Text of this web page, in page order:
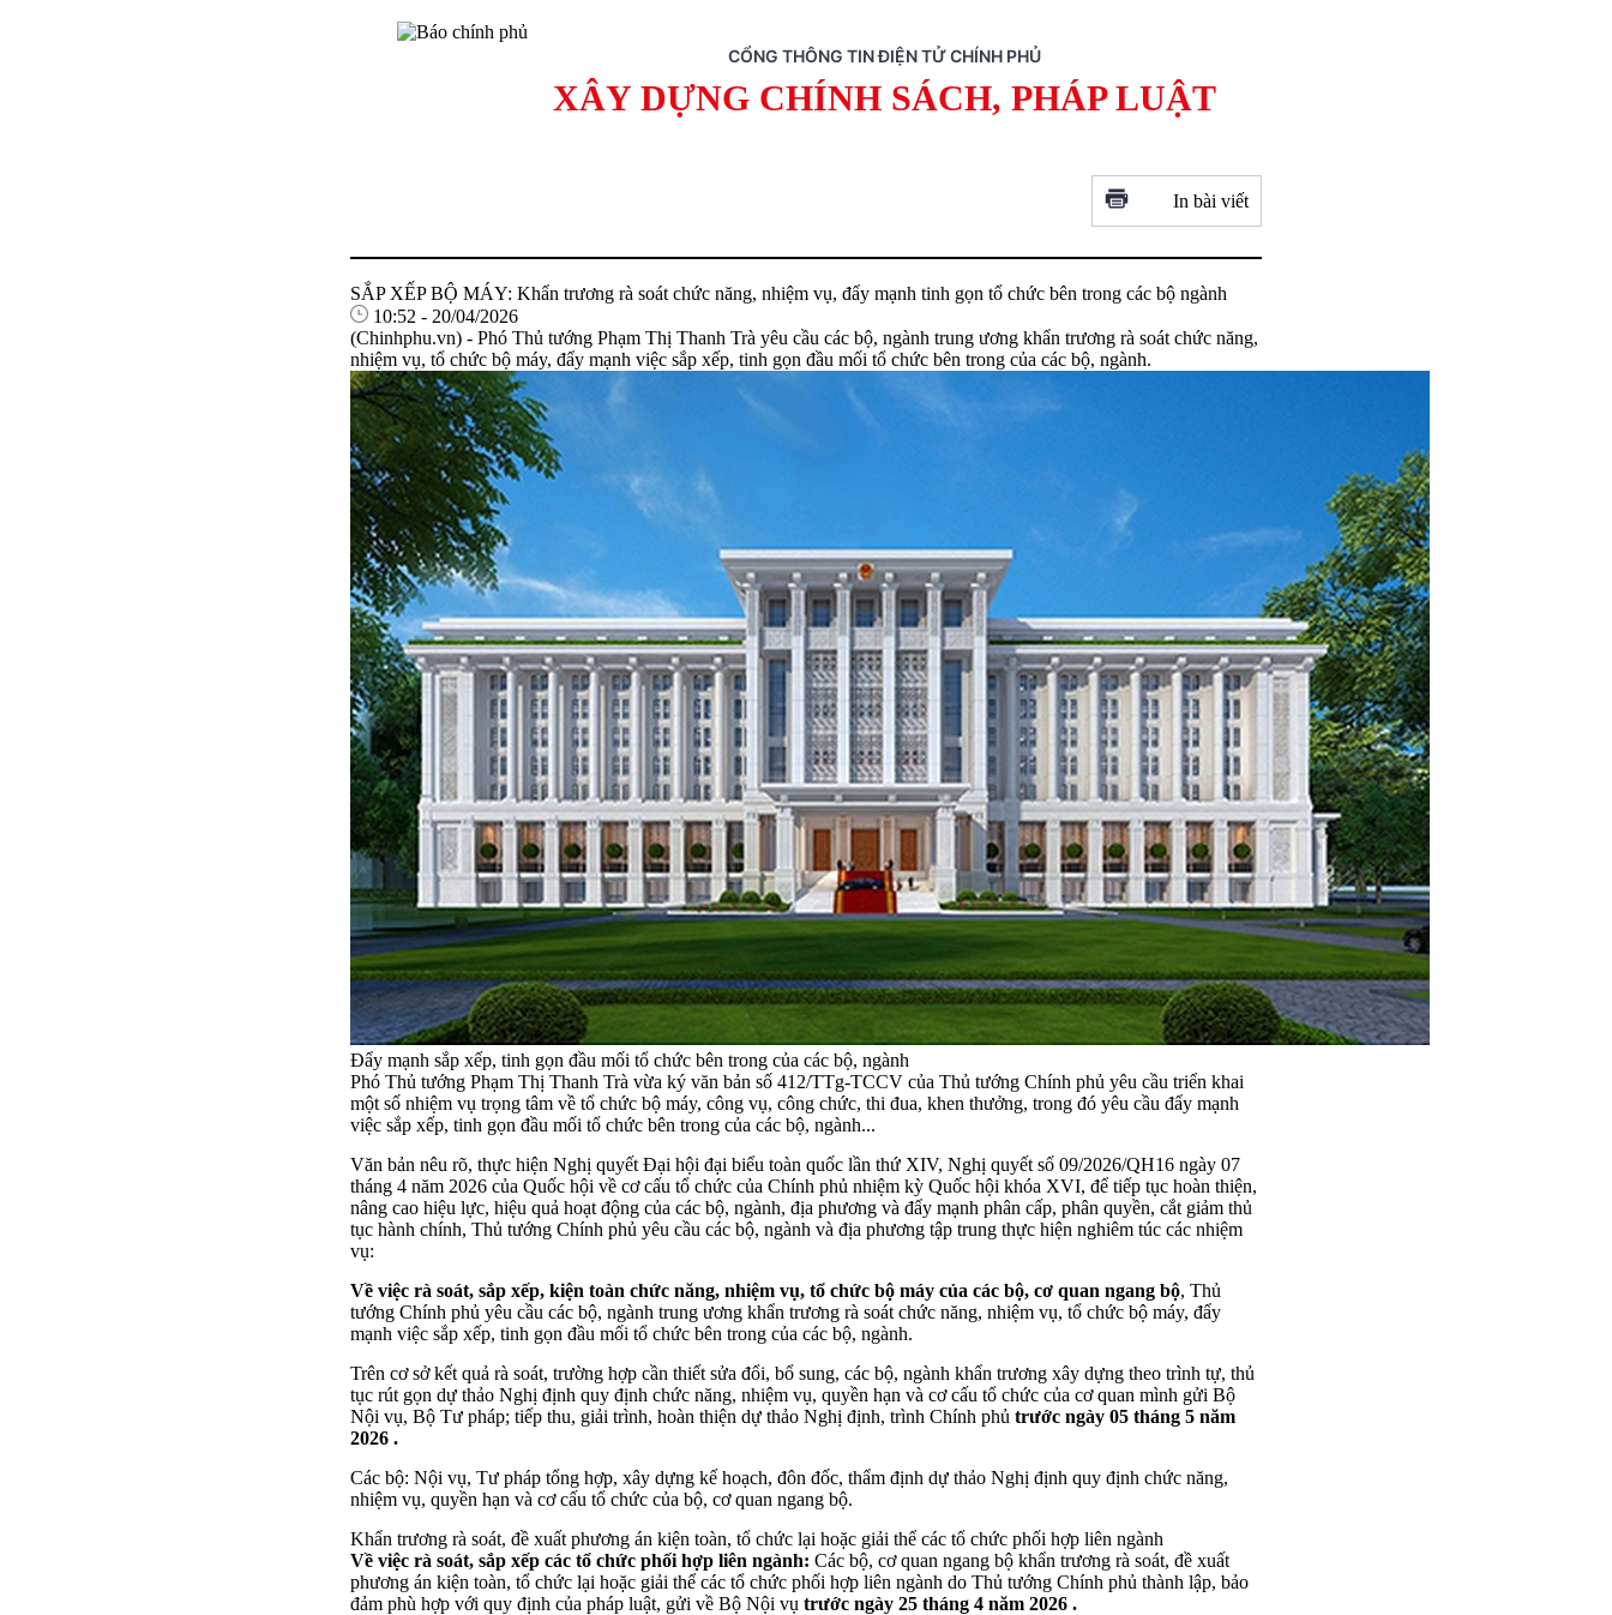
CỔNG THÔNG TIN ĐIỆN TỬ CHÍNH PHỦ
XÂY DỰNG CHÍNH SÁCH, PHÁP LUẬT
In bài viết
SẮP XẾP BỘ MÁY: Khẩn trương rà soát chức năng, nhiệm vụ, đẩy mạnh tinh gọn tổ chức bên trong các bộ ngành
10:52 - 20/04/2026
(Chinhphu.vn) - Phó Thủ tướng Phạm Thị Thanh Trà yêu cầu các bộ, ngành trung ương khẩn trương rà soát chức năng,
nhiệm vụ, tổ chức bộ máy, đẩy mạnh việc sắp xếp, tinh gọn đầu mối tổ chức bên trong của các bộ, ngành.
Đẩy mạnh sắp xếp, tinh gọn đầu mối tổ chức bên trong của các bộ, ngành
Phó Thủ tướng Phạm Thị Thanh Trà vừa ký văn bản số 412/TTg-TCCV của Thủ tướng Chính phủ yêu cầu triển khai
một số nhiệm vụ trọng tâm về tổ chức bộ máy, công vụ, công chức, thi đua, khen thưởng, trong đó yêu cầu đẩy mạnh
việc sắp xếp, tinh gọn đầu mối tổ chức bên trong của các bộ, ngành...
Văn bản nêu rõ, thực hiện Nghị quyết Đại hội đại biểu toàn quốc lần thứ XIV, Nghị quyết số 09/2026/QH16 ngày 07
tháng 4 năm 2026 của Quốc hội về cơ cấu tổ chức của Chính phủ nhiệm kỳ Quốc hội khóa XVI, để tiếp tục hoàn thiện,
nâng cao hiệu lực, hiệu quả hoạt động của các bộ, ngành, địa phương và đẩy mạnh phân cấp, phân quyền, cắt giảm thủ
tục hành chính, Thủ tướng Chính phủ yêu cầu các bộ, ngành và địa phương tập trung thực hiện nghiêm túc các nhiệm
vụ:
Về việc rà soát, sắp xếp, kiện toàn chức năng, nhiệm vụ, tổ chức bộ máy của các bộ, cơ quan ngang bộ, Thủ
tướng Chính phủ yêu cầu các bộ, ngành trung ương khẩn trương rà soát chức năng, nhiệm vụ, tổ chức bộ máy, đẩy
mạnh việc sắp xếp, tinh gọn đầu mối tổ chức bên trong của các bộ, ngành.
Trên cơ sở kết quả rà soát, trường hợp cần thiết sửa đổi, bổ sung, các bộ, ngành khẩn trương xây dựng theo trình tự, thủ
tục rút gọn dự thảo Nghị định quy định chức năng, nhiệm vụ, quyền hạn và cơ cấu tổ chức của cơ quan mình gửi Bộ
Nội vụ, Bộ Tư pháp; tiếp thu, giải trình, hoàn thiện dự thảo Nghị định, trình Chính phủ trước ngày 05 tháng 5 năm
2026 .
Các bộ: Nội vụ, Tư pháp tổng hợp, xây dựng kế hoạch, đôn đốc, thẩm định dự thảo Nghị định quy định chức năng,
nhiệm vụ, quyền hạn và cơ cấu tổ chức của bộ, cơ quan ngang bộ.
Khẩn trương rà soát, đề xuất phương án kiện toàn, tổ chức lại hoặc giải thể các tổ chức phối hợp liên ngành
Về việc rà soát, sắp xếp các tổ chức phối hợp liên ngành: Các bộ, cơ quan ngang bộ khẩn trương rà soát, đề xuất
phương án kiện toàn, tổ chức lại hoặc giải thể các tổ chức phối hợp liên ngành do Thủ tướng Chính phủ thành lập, bảo
đảm phù hợp với quy định của pháp luật, gửi về Bộ Nội vụ trước ngày 25 tháng 4 năm 2026 .